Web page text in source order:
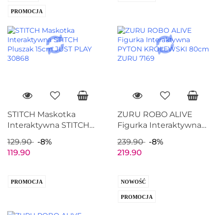
PROMOCJA
STITCH Maskotka
Interaktywna STITCH
30868
129.90
-8%
119.90
ZURU ROBO ALIVE
Figurka Interaktywna
80cm ZURU 7169
239.90
-8%
219.90
PROMOCJA NOWOŚĆ
PROMOCJA